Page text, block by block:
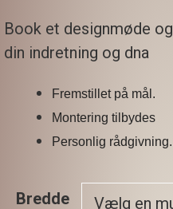
Book et designmøde
din indretning og dna
Fremstillet på mål.
Montering tilbydes
Personlig rådgivning.
Bredde